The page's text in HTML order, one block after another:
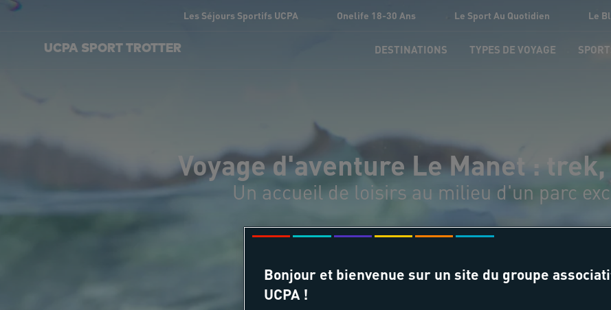
Les Séjours Sportifs UCPA Onelife 18-30 Ans Le Sport Au Quotidien Le
UCPA SPORT TROTTER DESTINATIONS TYPES DE VOYAGE
Voyage d'aventure Le Manet :
Un accueil de loisirs au milieu d'un parc
Bonjour et bienvenue sur un site du groupe
UCPA !